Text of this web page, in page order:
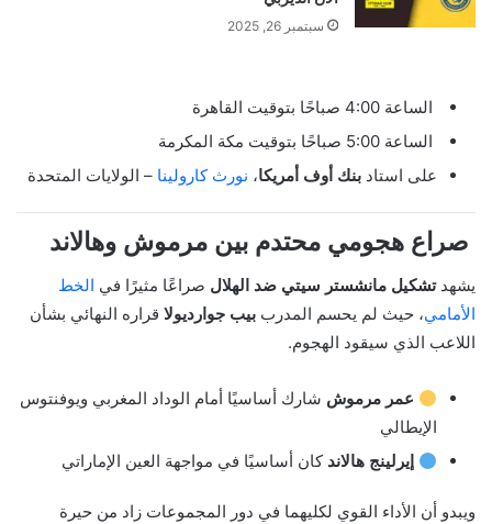
سبتمبر 26, 2025
الساعة 4:00 صباحًا بتوقيت القاهرة
الساعة 5:00 صباحًا بتوقيت مكة المكرمة
على استاد بنك أوف أمريكا، نورث كارولينا – الولايات المتحدة
صراع هجومي محتدم بين مرموش وهالاند
يشهدتشكيل مانشستر سيتي ضد الهلال صراعًا مثيرًا في الخط
الأمامي، حيث لم يحسم المدرب بيب جوارديولا قراره النهائي بشأن
اللاعب الذي سيقود الهجوم.
عمر مرموش شارك أساسيًا أمام الوداد المغربي ويوفنتوس
الإيطالي
إيرلينج هالاند كان أساسيًا في مواجهة العين الإماراتي
ويبدو أن الأداء القوي لكليهما في دور المجموعات زاد من حيرة